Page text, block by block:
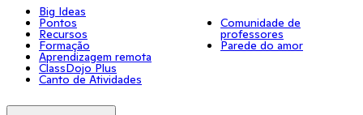
Big Ideas
Pontos
Recursos
Formação
Aprendizagem remota
ClassDojo Plus
Canto de Atividades
Comunidade de
professores
Parede do amor